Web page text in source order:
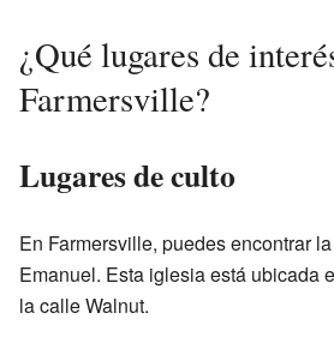
¿Qué lugares de
Farmersville?
Lugares de culto
En Farmersville, puedes encontrar
Emanuel. Esta iglesia está ubicada
la calle Walnut.